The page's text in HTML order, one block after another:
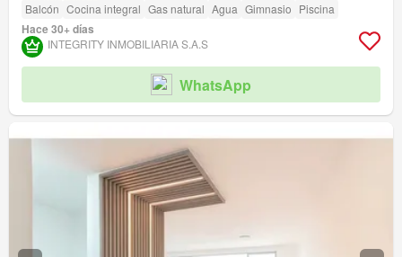
Balcón Cocina integral Gas natural Agua Gimnasio Piscina
Hace 30+ días
INTEGRITY INMOBILIARIA S.A.S
WhatsApp